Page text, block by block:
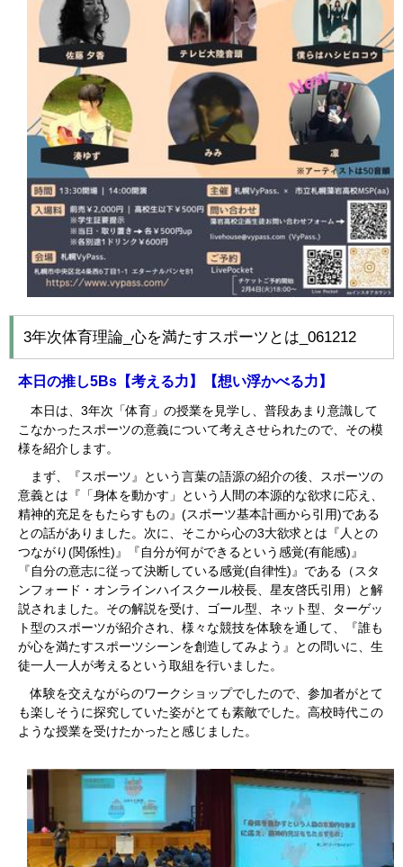
3年次体育理論_心を満たすスポーツとは_061212
本日の推し5Bs 【考える力】【想い浮かべる力】
本日は、3年次「体育」の授業を見学し、普段あまり意識して
こなかったスポーツの意義について考えさせられたので、その模
様を紹介します。
まず、『スポーツ』という言葉の語源の紹介の後、スポーツの
意義とは『「身体を動かす」という人間の本源的な欲求に応え、
精神的充足をもたらすもの』(スポーツ基本計画から引用)である
との話がありました。次に、そこから心の3大欲求とは『人との
つながり(関係性)』『自分が何ができるという感覚(有能感)』
『自分の意志に従って決断している感覚(自律性)』である（スタ
ンフォード・オンラインハイスクール校長、星友啓氏引用）と解
説されました。その解説を受け、ゴール型、ネット型、ターゲッ
ト型のスポーツが紹介され、様々な競技を体験を通して、『誰も
が心を満たすスポーツシーンを創造してみよう』との問いに、生
徒一人一人が考えるという取組を行いました。
体験を交えながらのワークショップでしたので、参加者がとて
も楽しそうに探究していた姿がとても素敵でした。高校時代この
ような授業を受けたかったと感じました。